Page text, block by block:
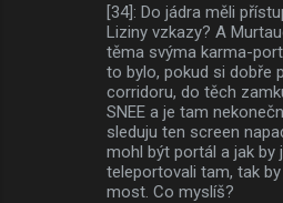
[34]: Do jádra měli
Liziny vzkazy? A
těma svýma karma-
to bylo, pokud si dobře
corridoru, do těch
SNEE a je tam
sleduju ten screen
mohl být portál a jak by
teleportovali tam, tak
most. Co myslíš?